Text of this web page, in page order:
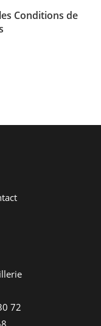
Conditions de
72